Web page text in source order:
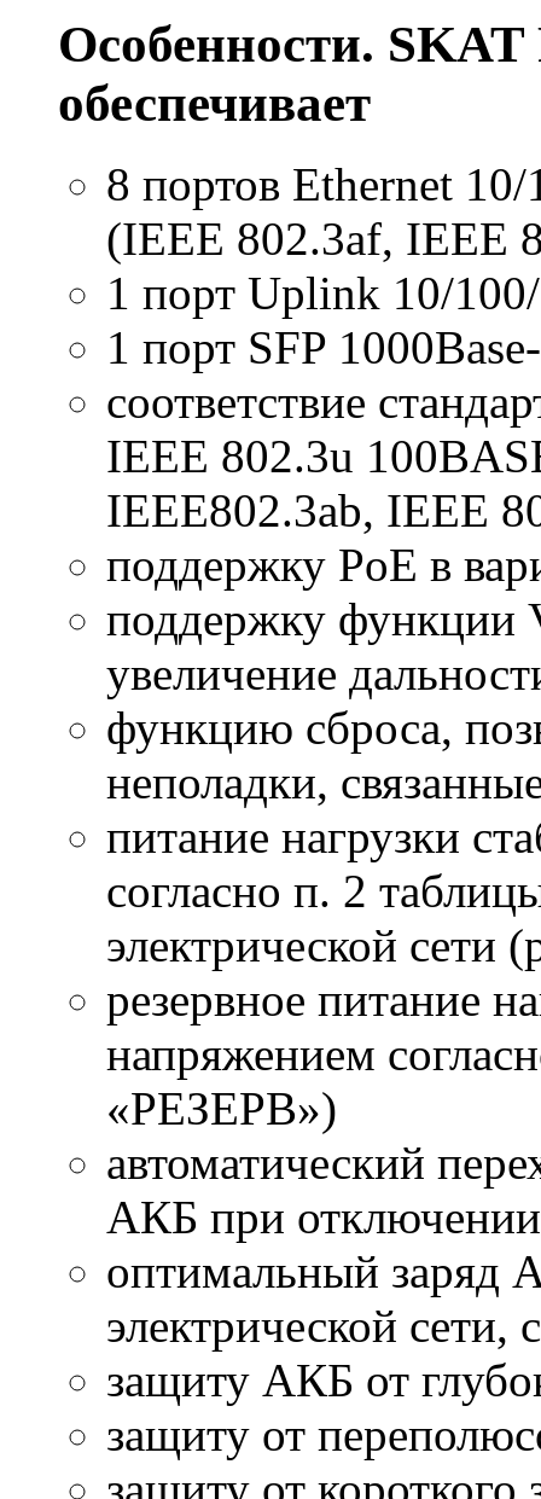
Особенности. SKAT
обеспечивает
8 портов Ethernet
(IEEE 802.3af, IEEE
1 порт Uplink 10/
1 порт SFP
соответствие
IEEE 802.3u
IEEE802.3ab, IEEE
поддержку PoE в
поддержку функции
увеличение
функцию сброса,
неполадки,
питание нагрузки
согласно п. 2
электрической
резервное питание
напряжением
«РЕЗЕРВ»)
автоматический
АКБ при отключении
оптимальный заряд
электрической сети,
защиту АКБ от
защиту от